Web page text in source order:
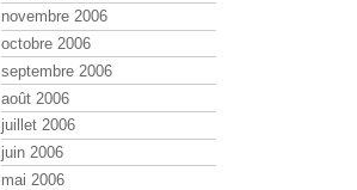
novembre 2006
octobre 2006
septembre 2006
août 2006
juillet 2006
juin 2006
mai 2006